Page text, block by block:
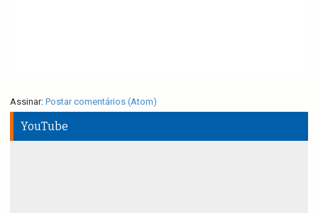
Assinar: Postar comentários (Atom)
YouTube